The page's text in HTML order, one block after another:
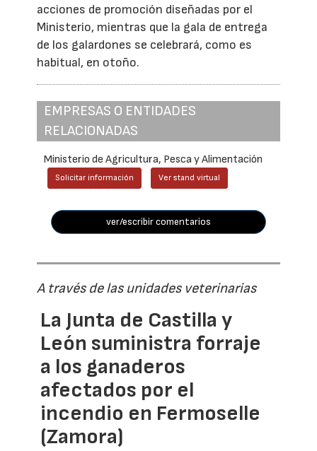
acciones de promoción diseñadas por el
Ministerio, mientras que la gala de entrega
de los galardones se celebrará, como es
habitual, en otoño.
EMPRESAS O ENTIDADES
RELACIONADAS
Ministerio de Agricultura, Pesca y Alimentación
Solicitar información Ver stand virtual
ver/escribir comentarios
A través de las unidades veterinarias
La Junta de Castilla y
León suministra forraje
a los ganaderos
afectados por el
incendio en Fermoselle
(Zamora)